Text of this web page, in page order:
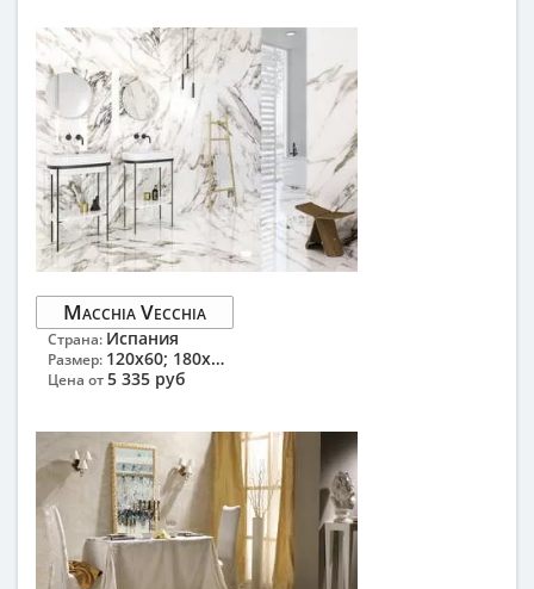
Macchia Vecchia
Страна: Испания
Размер: 120x60; 180x100
Цена от5 335 руб